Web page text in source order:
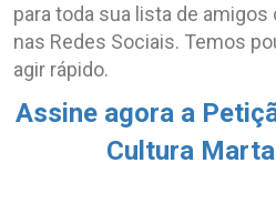
para toda sua lista de
nas Redes Sociais. Temos
agir rápido.
Assine agora a
Cultura